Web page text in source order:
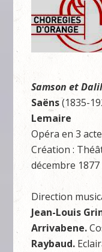
Samson et
Saëns(1835-
Lemaire
Opéra en 3
Création :
décembre 1877
Direction
Jean-Louis
Arrivabene.
Raybaud.